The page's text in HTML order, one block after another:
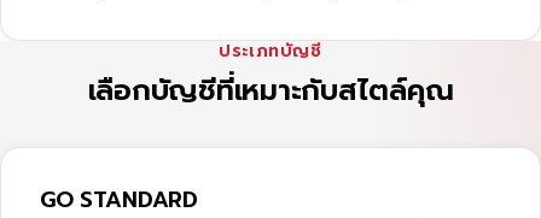
ประเภทบัญชี
เลือกบัญชีที่เหมาะกับสไตล์คุณ
GO STANDARD